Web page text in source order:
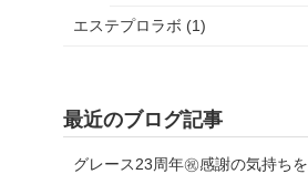
エステプロラボ (1)
最近のブログ記事
グレース23周年㊗感謝の気持ち